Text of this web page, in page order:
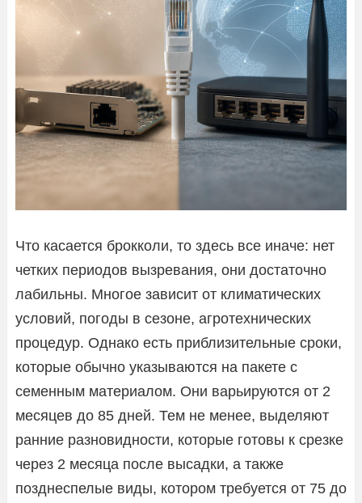
Что касается брокколи, то здесь все иначе: нет
четких периодов вызревания, они достаточно
лабильны. Многое зависит от климатических
условий, погоды в сезоне, агротехнических
процедур. Однако есть приблизительные сроки,
которые обычно указываются на пакете с
семенным материалом. Они варьируются от 2
месяцев до 85 дней. Тем не менее, выделяют
ранние разновидности, которые готовы к срезке
через 2 месяца после высадки, а также
позднеспелые виды, котором требуется от 75 до